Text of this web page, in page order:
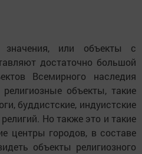
значения, или объекты с
достаточно большой
Всемирного наследия
объекты, такие
буддистские, индуистские
Но также это и такие
центры городов, в составе
объекты религиозного